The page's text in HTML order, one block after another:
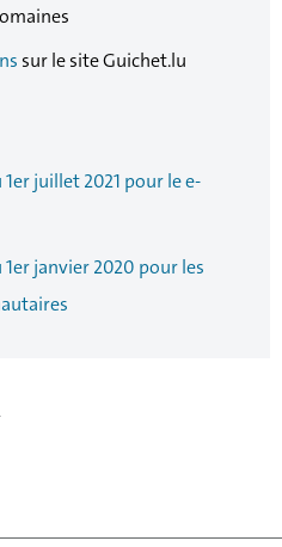
sur le site Guichet.lu
juillet 2021 pour le e-
janvier 2020 pour les